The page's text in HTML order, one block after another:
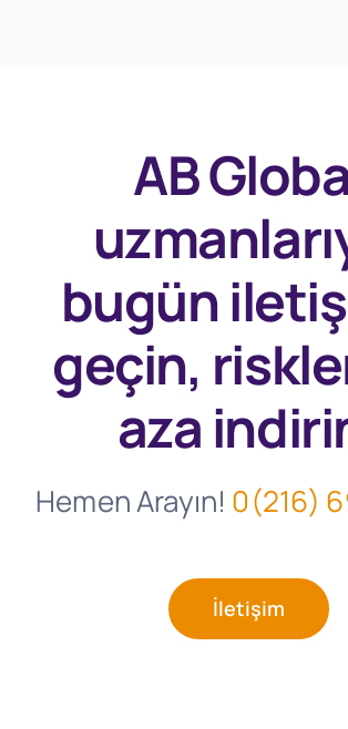
AB
bugün
geçin,
aza
Hemen Arayın! 0(216)
İletişim